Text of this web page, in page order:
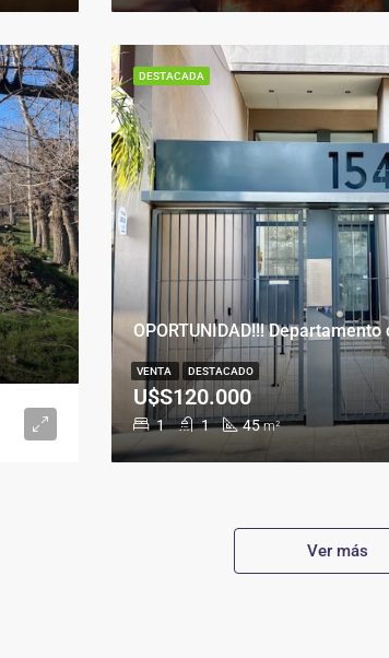
1 1 45 m²
U$S120.000
VENTA DESTACADO
DESTACADA
Ver más